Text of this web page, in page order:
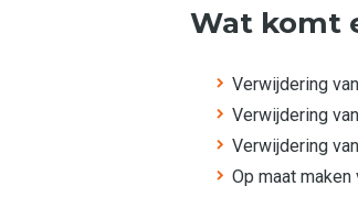
Wat komt
Verwijdering
Verwijdering
Verwijdering
Op maat